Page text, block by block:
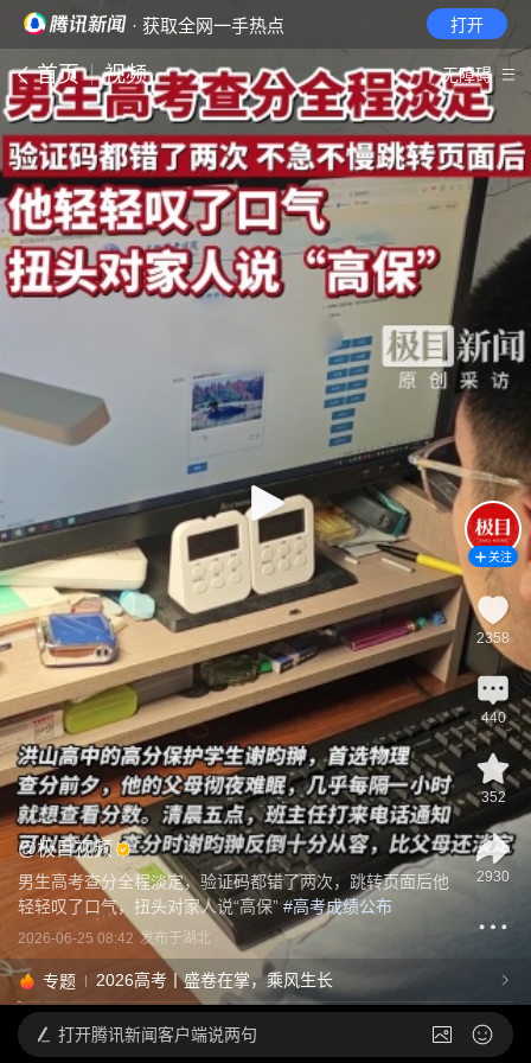
· 获取全网一手热点 打开
首页 视频 无障碍
@极目视频
男生高考查分全程淡定，验证码都错了两次，跳转页面后他
轻轻叹了口气，扭头对家人说“高保” #高考成绩公布
2026-06-25 08:42 发布于湖北
专题 2026高考丨盛卷在掌，乘风生长
关注
2358
440
352
2930
打开腾讯新闻客户端说两句